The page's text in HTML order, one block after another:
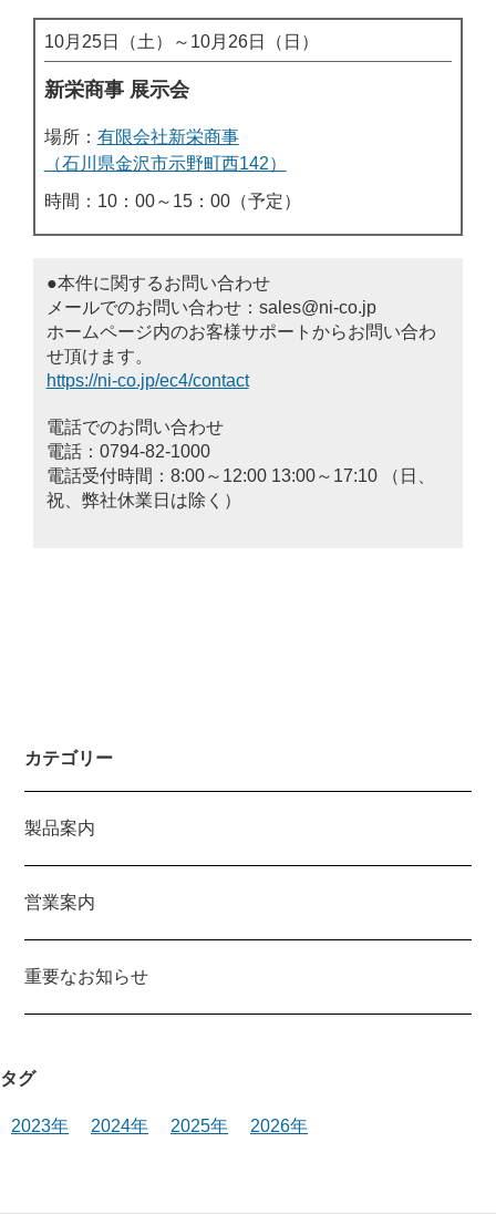
10月25日（土）～10月26日（日）
新栄商事 展示会
場所： 有限会社新栄商事
（石川県金沢市示野町西142）
時間：10：00～15：00（予定）
●本件に関するお問い合わせ
メールでのお問い合わせ：sales@ni-co.jp
ホームページ内のお客様サポートからお問い合わ
せ頂けます。
https://ni-co.jp/ec4/contact
電話でのお問い合わせ
電話：0794-82-1000
電話受付時間：8:00～12:00 13:00～17:10 （日、
祝、弊社休業日は除く）
カテゴリー
製品案内
営業案内
重要なお知らせ
タグ
2023年 2024年 2025年 2026年